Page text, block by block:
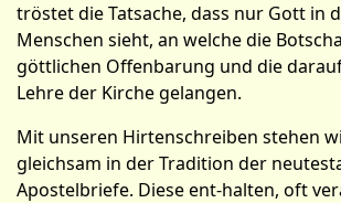
tröstet die Tatsache, dass nur Gott in
Menschen sieht, an welche die
göttlichen Offenbarung und die
Lehre der Kirche gelangen.
Mit unseren Hirtenschreiben stehen
gleichsam in der Tradition der
Apostelbriefe. Diese ent-halten, oft